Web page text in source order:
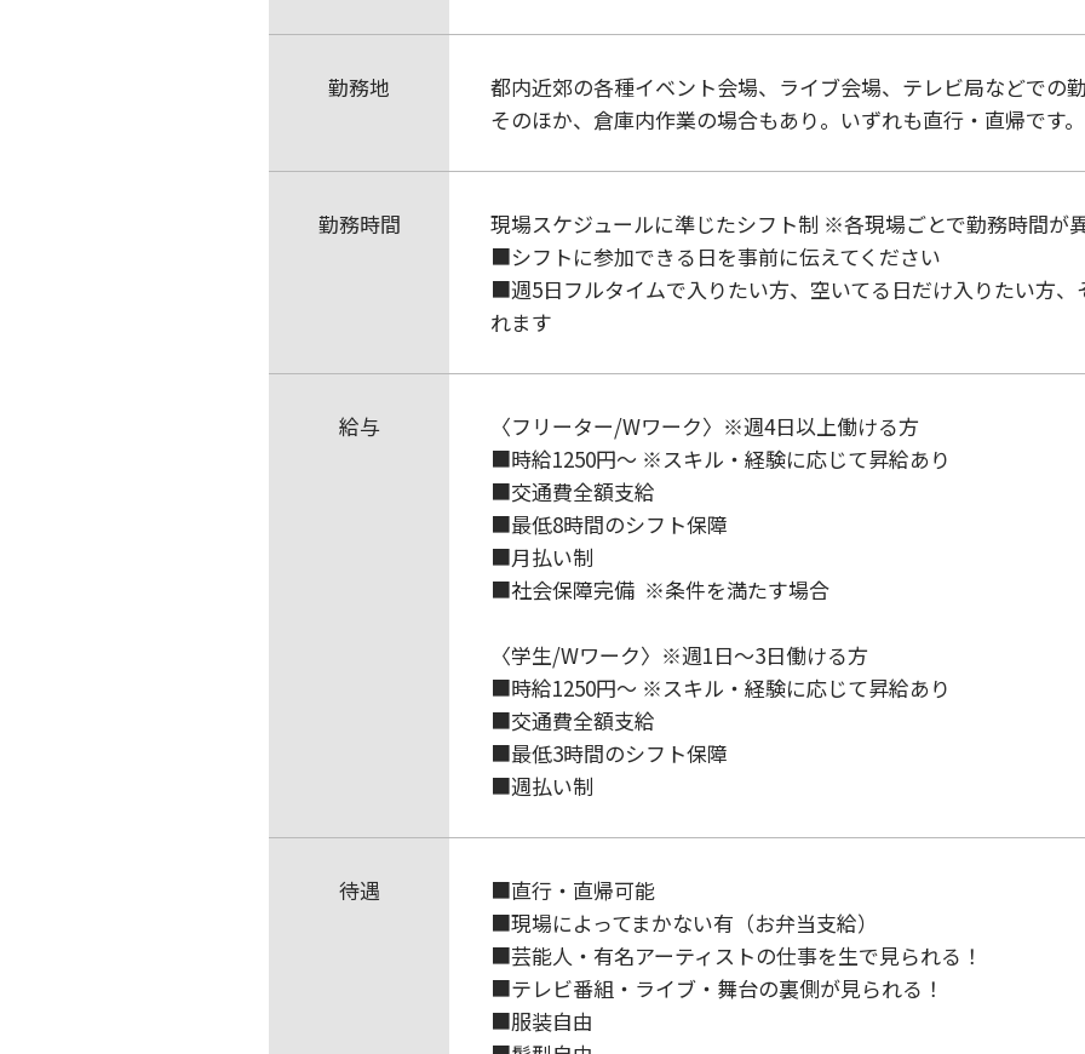
勤務地
都内近郊の各種イベント会場、ライブ会場、テレビ局などでの
そのほか、倉庫内作業の場合もあり。いずれも直行・直帰です。
勤務時間
現場スケジュールに準じたシフト制 ※各現場ごとで勤務時間が
■シフトに参加できる日を事前に伝えてください
■週5日フルタイムで入りたい方、空いてる日だけ入りたい方
れます
給与
〈フリーター/Wワーク〉※週4日以上働ける方
■時給1250円～ ※スキル・経験に応じて昇給あり
■交通費全額支給
■最低8時間のシフト保障
■月払い制
■社会保障完備  ※条件を満たす場合
〈学生/Wワーク〉※週1日～3日働ける方
■時給1250円～ ※スキル・経験に応じて昇給あり
■交通費全額支給
■最低3時間のシフト保障
■週払い制
待遇
■直行・直帰可能
■現場によってまかない有（お弁当支給）
■芸能人・有名アーティストの仕事を生で見られる！
■テレビ番組・ライブ・舞台の裏側が見られる！
■服装自由